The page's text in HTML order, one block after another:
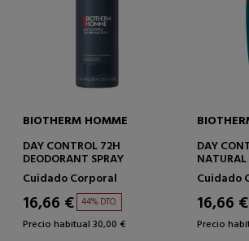
BIOTHERM HOMME
DAY CONTROL 72H
DEODORANT SPRAY
Cuidado Corporal
16,66 € 44% DTO.
Precio habitual 30,00 €
DAY
NATURAL
Cuidado
16,66 €
Precio